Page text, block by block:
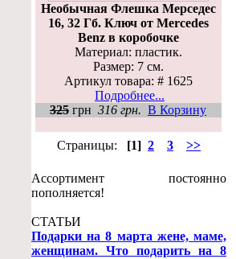
Необычная Флешка Мерседес
16, 32 Гб. Ключ от Mercedes
Benz в коробочке
Материал: пластик.
Размер: 7 см.
Артикул товара: # 1625
Подробнее...
325 грн 316 грн. В Корзину
Страницы: [1] 2 3 >>
Ассортимент постоянно
пополняется!
СТАТЬИ
Подарки на 8 марта жене, маме,
женщинам. Что подарить на 8